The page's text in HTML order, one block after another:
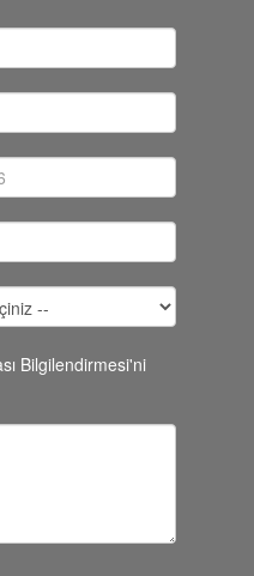
Bilgilendirmesi'ni